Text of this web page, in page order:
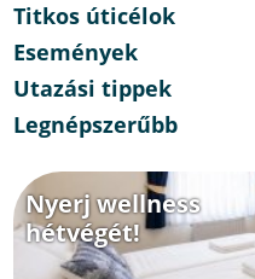
Titkos úticélok
Események
Utazási tippek
Legnépszerűbb
Nyerj wellness
hétvégét!